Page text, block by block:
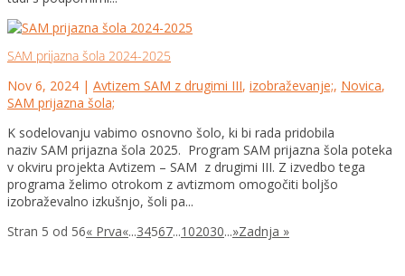
SAM prijazna šola 2024-2025
Nov 6, 2024 | Avtizem SAM z drugimi III, izobraževanje;, Novica,
SAM prijazna šola;
K sodelovanju vabimo osnovno šolo, ki bi rada pridobila
naziv SAM prijazna šola 2025. Program SAM prijazna šola poteka
v okviru projekta Avtizem – SAM z drugimi III. Z izvedbo tega
programa želimo otrokom z avtizmom omogočiti boljšo
izobraževalno izkušnjo, šoli pa...
Stran 5 od 56« Prva«...34567...102030...»Zadnja »